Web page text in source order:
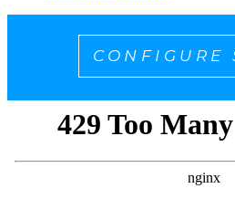
CONFIGURE